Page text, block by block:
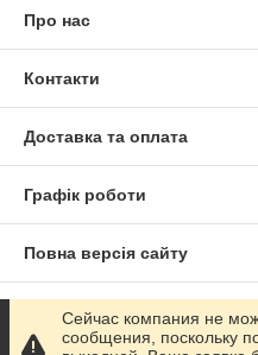
Про нас
Контакти
Доставка та оплата
Графік роботи
Повна версія сайту
Сайт створено на
Сейчас компания не
сообщения, поскольку